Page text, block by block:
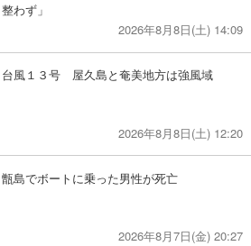
整わず」
2026年8月8日(土) 14:09
台風１３号 屋久島と奄美地方は強風域
2026年8月8日(土) 12:20
甑島でボートに乗った男性が死亡
2026年8月7日(金) 20:27